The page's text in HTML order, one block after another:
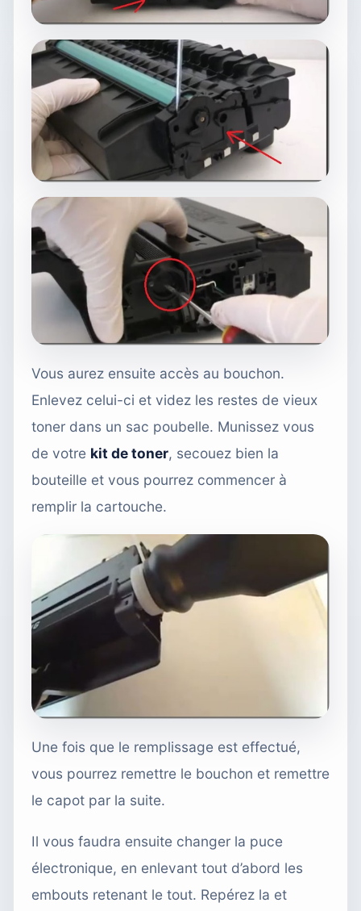
Vous aurez ensuite accès au bouchon.
Enlevez celui-ci et videz les restes de vieux
toner dans un sac poubelle. Munissez vous
de votre kit de toner, secouez bien la
bouteille et vous pourrez commencer à
remplir la cartouche.
Une fois que le remplissage est effectué,
vous pourrez remettre le bouchon et remettre
le capot par la suite.
Il vous faudra ensuite changer la puce
électronique, en enlevant tout d’abord les
embouts retenant le tout. Repérez la et